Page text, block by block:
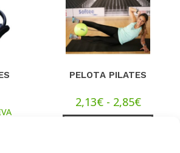
PELOTA PILATES
2,13€ - 2,85€